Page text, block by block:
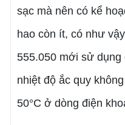
sạc mà nên có kể
hao còn ít, có như
555.050 mới sử
nhiệt độ ắc quy
50°C ở dòng điện